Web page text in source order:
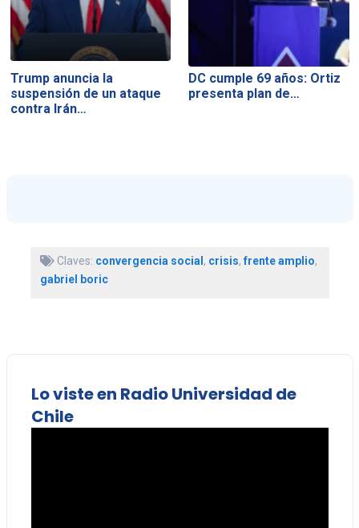
Trump anuncia la
suspensión de un ataque
contra Irán…
DC cumple 69 años: Ortiz
presenta plan de…
Claves: convergencia social , crisis,frente amplio,
gabriel boric
Lo viste en Radio Universidad de
Chile